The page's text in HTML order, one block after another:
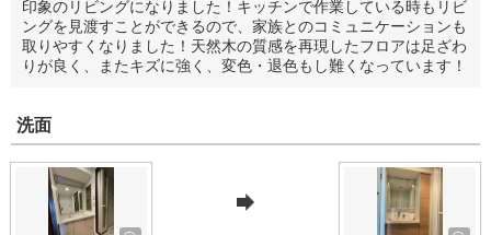
印象のリビングになりました！キッチンで作業している時もリビ
ングを見渡すことができるので、家族とのコミュニケーションも
取りやすくなりました！天然木の質感を再現したフロアは足ざわ
りが良く、またキズに強く、変色・退色もし難くなっています！
洗面